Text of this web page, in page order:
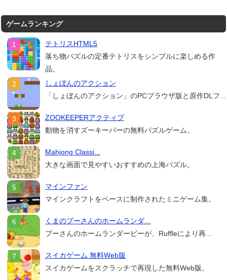
ゲームランキング
テトリスHTML5
落ち物パズルの定番テトリスをシンプルに楽しめる作
品。
しょぼんのアクション
「しょぼんのアクション」のPCブラウザ版と原作DLフ...
ZOOKEEPERアクティブ
動物を消すズーキーパーの無料パズルゲーム。
Mahjong Classi...
大きな画面で見やすいおすすめの上海パズル。
マインファン
マインクラフトをベースに制作されたミニゲーム集。
くまのプーさんのホームランダ...
プーさんのホームランダービーが、Ruffleにより再...
スイカゲーム 無料Web版
スイカゲームをスクラッチで再現した無料Web版。